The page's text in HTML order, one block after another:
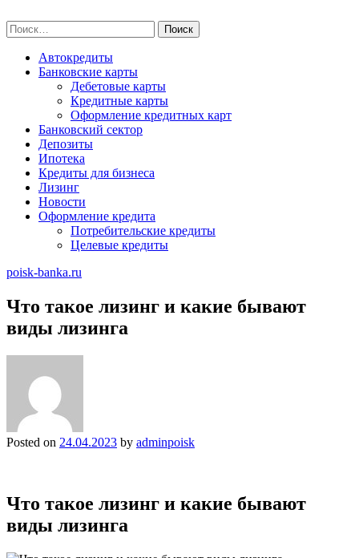
to
content
Найти:
Автокредиты
Банковские карты
Дебетовые карты
Кредитные карты
Оформление кредитных карт
Банковский сектор
Депозиты
Ипотека
Кредиты для бизнеса
Лизинг
Новости
Оформление кредита
Потребительские кредиты
Целевые кредиты
poisk-banka.ru
Что такое лизинг и какие бывают
виды лизинга
Posted on 24.04.2023 by adminpoisk
Что такое лизинг и какие бывают
виды лизинга